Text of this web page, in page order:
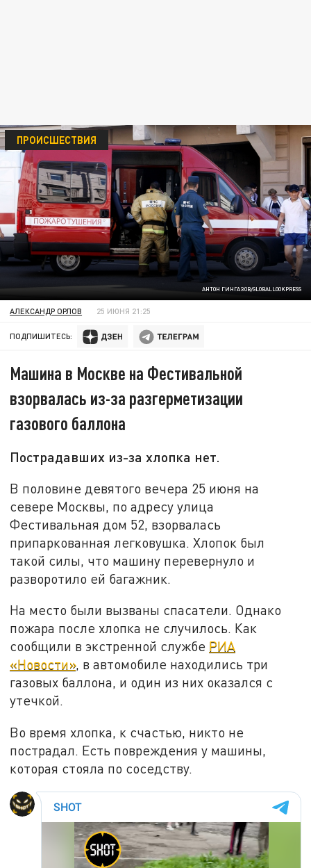
АНТОН ГИНГАЗОВ/GLOBALLOOKPRESS
ПРОИСШЕСТВИЯ
АЛЕКСАНДР ОРЛОВ 25 ИЮНЯ 21:25
ПОДПИШИТЕСЬ:
Машина в Москве на Фестивальной
взорвалась из-за разгерметизации
газового баллона
Пострадавших из-за хлопка нет.
В половине девятого вечера 25 июня на
севере Москвы, по адресу улица
Фестивальная дом 52, взорвалась
припаркованная легковушка. Хлопок был
такой силы, что машину перевернуло и
разворотило ей багажник.
На место были вызваны спасатели. Однако
пожара после хлопка не случилось. Как
сообщили в экстренной службе РИА
«Новости», в автомобиле находились три
газовых баллона, и один из них оказался с
утечкой.
Во время хлопка, к счастью, никто не
пострадал. Есть повреждения у машины,
которая стояла по соседству.